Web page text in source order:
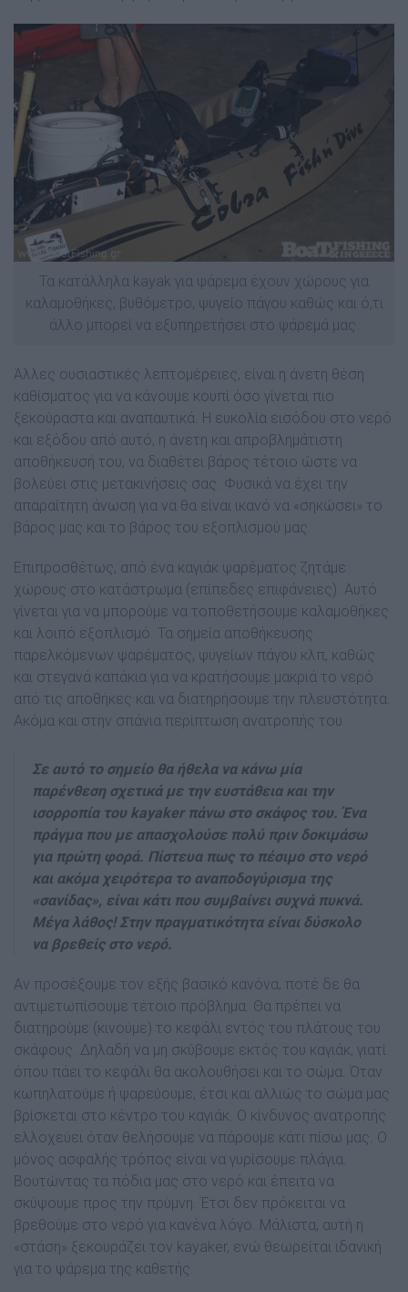
Τα κατάλληλα kayak για ψάρεµα έχουν χώρους για
καλαµοθήκες, βυθόµετρο, ψυγείο πάγου καθώς και ό,τι
άλλο µπορεί να εξυπηρετήσει στο ψάρεµά µας.
Άλλες ουσιαστικές λεπτοµέρειες, είναι η άνετη θέση
καθίσµατος για να κάνουµε κουπί όσο γίνεται πιο
ξεκούραστα και αναπαυτικά. Η ευκολία εισόδου στο νερό
και εξόδου από αυτό, η άνετη και απροβληµάτιστη
αποθήκευσή του, να διαθέτει βάρος τέτοιο ώστε να
βολεύει στις µετακινήσεις σας. Φυσικά να έχει την
απαραίτητη άνωση για να θα είναι ικανό να «σηκώσει» το
βάρος µας και το βάρος του εξοπλισµού µας.
Επιπροσθέτως, από ένα καγιάκ ψαρέµατος ζητάµε
χώρους στο κατάστρωµα (επίπεδες επιφάνειες). Αυτό
γίνεται για να µπορούµε να τοποθετήσουµε καλαµοθήκες
και λοιπό εξοπλισµό. Τα σηµεία αποθήκευσης
παρελκόµενων ψαρέµατος, ψυγείων πάγου κλπ, καθώς
και στεγανά καπάκια για να κρατήσουµε µακριά το νερό
από τις αποθήκες και να διατηρήσουµε την πλευστότητα.
Ακόµα και στην σπάνια περίπτωση ανατροπής του.
Σε αυτό το σηµείο θα ήθελα να κάνω µία
παρένθεση σχετικά µε την ευστάθεια και την
ισορροπία του kayaker πάνω στο σκάφος του. Ένα
πράγµα που µε απασχολούσε πολύ πριν δοκιµάσω
για πρώτη φορά. Πίστευα πως το πέσιµο στο νερό
και ακόµα χειρότερα το αναποδογύρισµα της
«σανίδας», είναι κάτι που συµβαίνει συχνά πυκνά.
Μέγα λάθος! Στην πραγµατικότητα είναι δύσκολο
να βρεθείς στο νερό.
Αν προσέξουµε τον εξής βασικό κανόνα, ποτέ δε θα
αντιµετωπίσουµε τέτοιο πρόβληµα. Θα πρέπει να
διατηρούµε (κινούµε) το κεφάλι εντός του πλάτους του
σκάφους. Δηλαδή να µη σκύβουµε εκτός του καγιάκ, γιατί
όπου πάει το κεφάλι θα ακολουθήσει και το σώµα. Όταν
κωπηλατούµε ή ψαρεύουµε, έτσι και αλλιώς το σώµα µας
βρίσκεται στο κέντρο του καγιάκ. Ο κίνδυνος ανατροπής
ελλοχεύει όταν θελήσουµε να πάρουµε κάτι πίσω µας. Ο
µόνος ασφαλής τρόπος είναι να γυρίσουµε πλάγια.
Βουτώντας τα πόδια µας στο νερό και έπειτα να
σκύψουµε προς την πρύµνη. Έτσι δεν πρόκειται να
βρεθούµε στο νερό για κανένα λόγο. Μάλιστα, αυτή η
«στάση» ξεκουράζει τον kayaker, ενώ θεωρείται ιδανική
για το ψάρεµα της καθετής.